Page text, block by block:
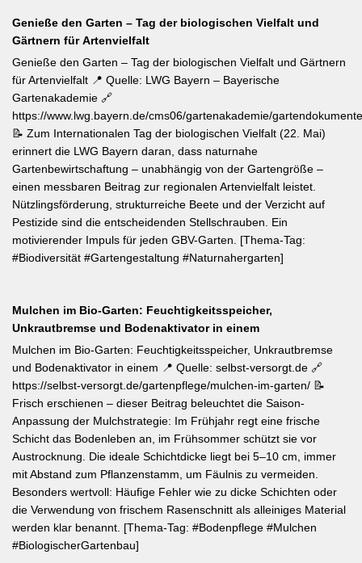
Genieße den Garten – Tag der biologischen Vielfalt und
Gärtnern für Artenvielfalt
Genieße den Garten – Tag der biologischen Vielfalt und Gärtnern
für Artenvielfalt 📍 Quelle: LWG Bayern – Bayerische
Gartenakademie 🔗
https://www.lwg.bayern.de/cms06/gartenakademie/
📝 Zum Internationalen Tag der biologischen Vielfalt (22. Mai)
erinnert die LWG Bayern daran, dass naturnahe
Gartenbewirtschaftung – unabhängig von der Gartengröße –
einen messbaren Beitrag zur regionalen Artenvielfalt leistet.
Nützlingsförderung, strukturreiche Beete und der Verzicht auf
Pestizide sind die entscheidenden Stellschrauben. Ein
motivierender Impuls für jeden GBV-Garten. [Thema-Tag:
#Biodiversität #Gartengestaltung #Naturnahergarten]
Mulchen im Bio-Garten: Feuchtigkeitsspeicher,
Unkrautbremse und Bodenaktivator in einem
Mulchen im Bio-Garten: Feuchtigkeitsspeicher, Unkrautbremse
und Bodenaktivator in einem 📍 Quelle: selbst-versorgt.de 🔗
https://selbst-versorgt.de/gartenpflege/mulchen-im-garten/ 📝
Frisch erschienen – dieser Beitrag beleuchtet die Saison-
Anpassung der Mulchstrategie: Im Frühjahr regt eine frische
Schicht das Bodenleben an, im Frühsommer schützt sie vor
Austrocknung. Die ideale Schichtdicke liegt bei 5–10 cm, immer
mit Abstand zum Pflanzenstamm, um Fäulnis zu vermeiden.
Besonders wertvoll: Häufige Fehler wie zu dicke Schichten oder
die Verwendung von frischem Rasenschnitt als alleiniges Material
werden klar benannt. [Thema-Tag: #Bodenpflege #Mulchen
#BiologischerGartenbau]